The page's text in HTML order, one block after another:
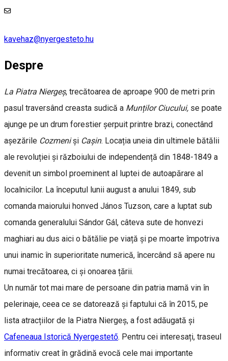
kavehaz@nyergesteto.hu
Despre
La Piatra Niergeș, trecătoarea de aproape 900 de metri prin
pasul traversând creasta sudică a Munților Ciucului, se poate
ajunge pe un drum forestier șerpuit printre brazi, conectând
așezările Cozmeniși Cașin. Locația uneia din ultimele bătălii
ale revoluției și războiului de independență din 1848-1849 a
devenit un simbol proeminent al luptei de autoapărare al
localnicilor. La începutul lunii august a anului 1849, sub
comanda maiorului honved János Tuzson, care a luptat sub
comanda generalului Sándor Gál, câteva sute de honvezi
maghiari au dus aici o bătălie pe viață și pe moarte împotriva
unui inamic în superioritate numerică, încercând să apere nu
numai trecătoarea, ci și onoarea țării.
Un număr tot mai mare de persoane din patria mamă vin în
pelerinaje, ceea ce se datorează și faptului că în 2015, pe
lista atracțiilor de la Piatra Niergeș, a fost adăugată și
Cafeneaua Istorică Nyergestető. Pentru cei interesați, traseul
informativ creat în grădină evocă cele mai importante